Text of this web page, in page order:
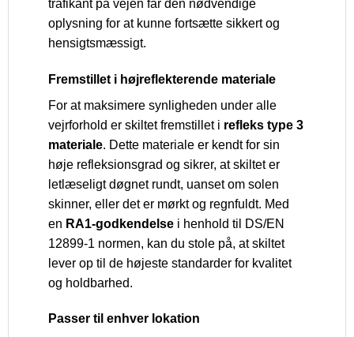
trafikant på vejen får den nødvendige
oplysning for at kunne fortsætte sikkert og
hensigtsmæssigt.
Fremstillet i højreflekterende materiale
For at maksimere synligheden under alle
vejrforhold er skiltet fremstillet i refleks type 3
materiale. Dette materiale er kendt for sin
høje refleksionsgrad og sikrer, at skiltet er
letlæseligt døgnet rundt, uanset om solen
skinner, eller det er mørkt og regnfuldt. Med
en RA1-godkendelse i henhold til DS/EN
12899-1 normen, kan du stole på, at skiltet
lever op til de højeste standarder for kvalitet
og holdbarhed.
Passer til enhver lokation